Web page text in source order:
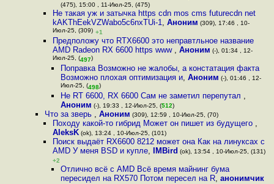
(475), 15:00 , 11-Июл-25, (475)
Не такая уж и затычка https cdn mos cms futurecdn net
kAKThEekVZWabo5c6nxTUi-1, Аноним (309), 17:46 , 10-
Июл-25, (309) +1
Предположу что RTX6600 это неправтльное название
AMD Radeon RX 6600 https www , Аноним (-), 01:34 , 12-
Июл-25, (497)
Поправка Возможно не жалобы, а констатация факта
Возможно плохая оптимизация и,Аноним (-), 01:46 , 12-
Июл-25, (498)
Не RT 6600, RХ 6600 Сам не заметил перепутал ,
Аноним (-), 19:33 , 12-Июл-25, (512)
Что за зверь , Аноним (309), 12:59 , 10-Июл-25, (70)
Походу какой-то гибрид Может он пишет из будущего ,
AleksK(ok), 13:24 , 10-Июл-25, (101)
Поиск выдаёт RX6600 8212 может она Как на линуксах с
AMD У меня BSD и купле, IMBird (ok), 13:54 , 10-Июл-25, (131)
+2
Отлично всё с AMD Всё время майнинг бума
пересидел на RX570 Потом пересел на R,анонимчик